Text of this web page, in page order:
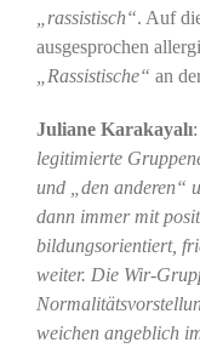
„rassistisch“. Auf
ausgesprochen
„Rassistische“ an
Juliane Karakayalı:
legitimierte
und „den anderen“
dann immer mit
bildungsorientiert,
weiter. Die Wir-
weichen angeblich